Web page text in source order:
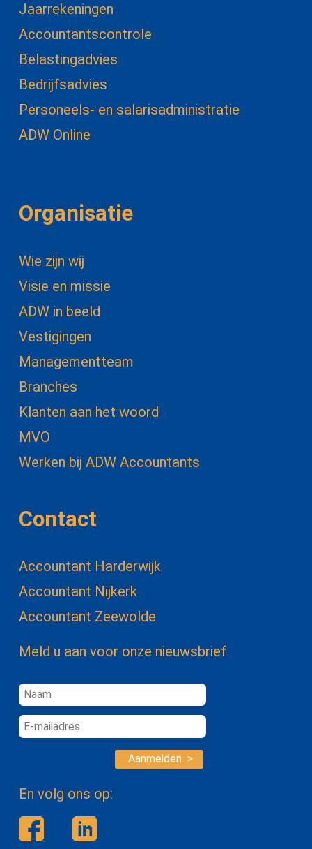
Jaarrekeningen
Accountantscontrole
Belastingadvies
Bedrijfsadvies
Personeels- en salarisadministratie
ADW Online
Organisatie
Wie zijn wij
Visie en missie
ADW in beeld
Vestigingen
Managementteam
Branches
Klanten aan het woord
MVO
Werken bij ADW Accountants
Contact
Accountant Harderwijk
Accountant Nijkerk
Accountant Zeewolde
Meld u aan voor onze nieuwsbrief
Aanmelden >
En volg ons op: